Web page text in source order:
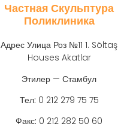
Частная Скульптура
Поликлиника
Адрес Улица Роз №11 1. Söltaş
Houses Akatlar
Этилер — Стамбул
Тел: 0 212 279 75 75
Факс: 0 212 282 50 60